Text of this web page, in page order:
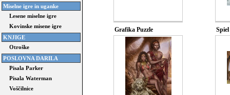
Miselne igre in uganke
Lesene miselne igre
Kovinske misene igre
KNJIGE
Otroške
POSLOVNA DARILA
Pisala Parker
Pisala Waterman
Voščilnice
Grafika Puzzle